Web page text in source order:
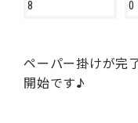
ペーパー掛けが完
開始です♪